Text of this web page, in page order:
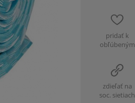
pridať k
obľúbeným
zdieľať na
soc. sietiach